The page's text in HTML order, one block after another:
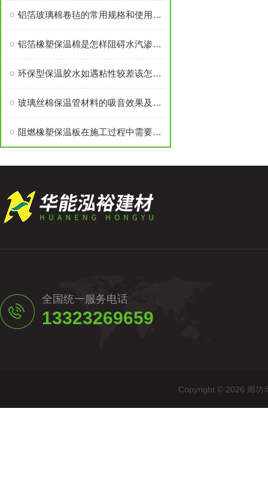
铝箔玻璃棉卷毡的常用规格和使用方法
铝箔橡塑保温棉是怎样阻碍水汽渗入的？
环保型保温胶水如遇粘性较差该怎么办？
玻璃丝棉保温管材料的吸音效果及影响要素分析
阻燃橡塑保温板在施工过程中需要注意什么？
全国统一服务电话
13323269659
Copyright © 2026 廊